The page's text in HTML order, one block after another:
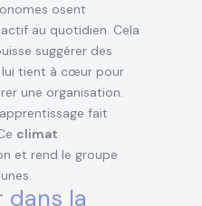
osent
au quotidien. Cela
suggérer des
tient à cœur pour
une organisation.
fait
climat
et rend le groupe
dans la